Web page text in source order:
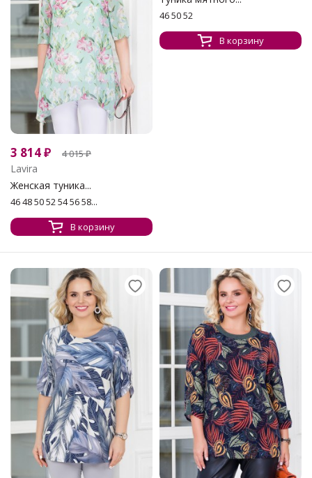
3 814₽ 4 015₽
Lavira
Женская туника...
46 48 50 52 54 56 58...
В корзину
46 50 52
В корзину